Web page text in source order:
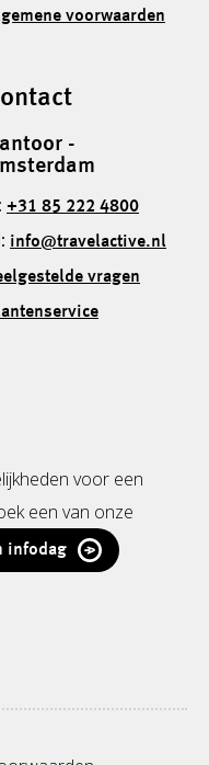
voorwaarden
-
+31 85 222 4800
info@travelactive.nl
vragen
voor een
een van onze
infodag